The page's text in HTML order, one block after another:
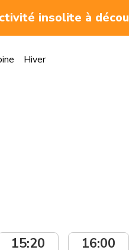
insolite à
Hiver
15:20 16:00